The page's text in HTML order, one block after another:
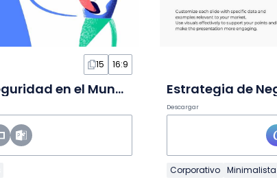
15 16:9
Taller Ilustrado de Seguridad en el Mundo Digital en Diapositivas
Descargar
Corporativo Minimalista